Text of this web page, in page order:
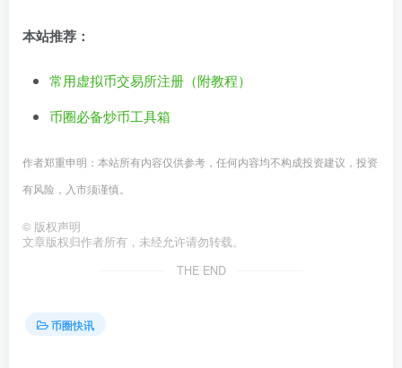
本站推荐：
常用虚拟币交易所注册（附教程）
币圈必备炒币工具箱
作者郑重申明：本站所有内容仅供参考，任何内容均不构成投资建议，投资
有风险，入市须谨慎。
© 版权声明
文章版权归作者所有，未经允许请勿转载。
THE END
币圈快讯